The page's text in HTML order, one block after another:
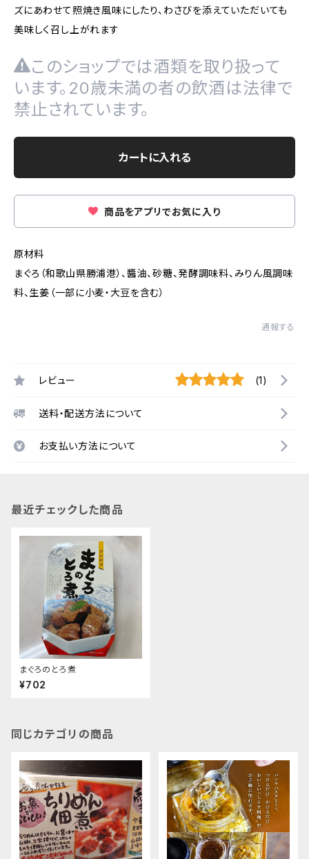
ズにあわせて照焼き風味にしたり、わさびを添えていただいても
美味しく召し上がれます
このショップでは酒類を取り扱って
います。20歳未満の者の飲酒は法律で
禁止されています。
カートに入れる
商品をアプリでお気に入り
原材料
まぐろ（和歌山県勝浦港）、醬油、砂糖、発酵調味料、みりん風調味
料、生姜（一部に小麦・大豆を含む）
通報する
レビュー (1)
送料・配送方法について
お支払い方法について
最近チェックした商品
まぐろのとろ煮
¥702
同じカテゴリの商品